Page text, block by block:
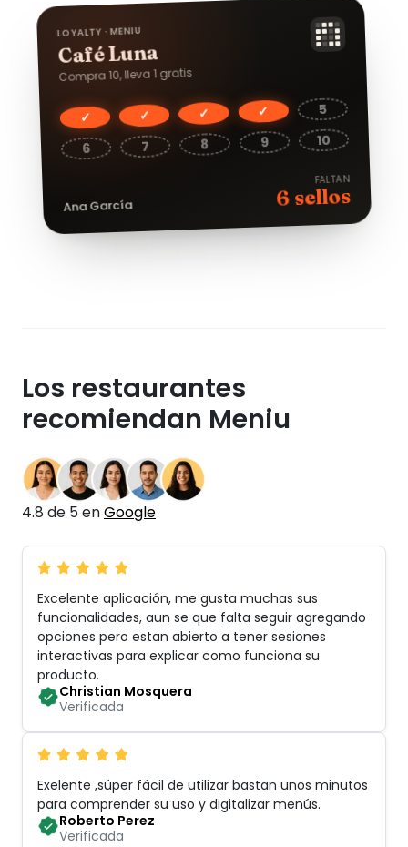
LOYALTY · MENIU
Café Luna
Compra 10, lleva 1 gratis
✓ ✓ ✓ ✓ 5
6 7 8 9 10
Ana García
FALTAN
6sellos
Los restaurantes
recomiendan Meniu
4.8 de 5 enGoogle
Excelente aplicación, me gusta muchas sus
funcionalidades, aun se que falta seguir agregando
opciones pero estan abierto a tener sesiones
interactivas para explicar como funciona su
producto.
Christian Mosquera
Verificada
Exelente ,súper fácil de utilizar bastan unos minutos
para comprender su uso y digitalizar menús.
Roberto Perez
Verificada